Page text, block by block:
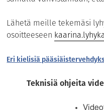
Lähetä meille tekemäsi
osoitteeseen
Eri kielisiä
Teknisiä ohjeita